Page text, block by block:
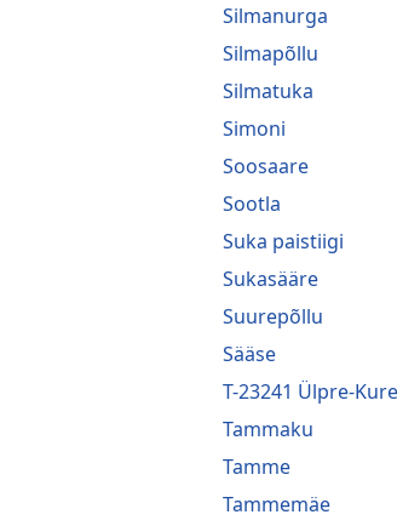
Silmanurga
Silmapõllu
Silmatuka
Simoni
Soosaare
Sootla
Suka paistiigi
Sukasääre
Suurepõllu
Sääse
T-23241 Ülpre-Kure
Tammaku
Tamme
Tammemäe